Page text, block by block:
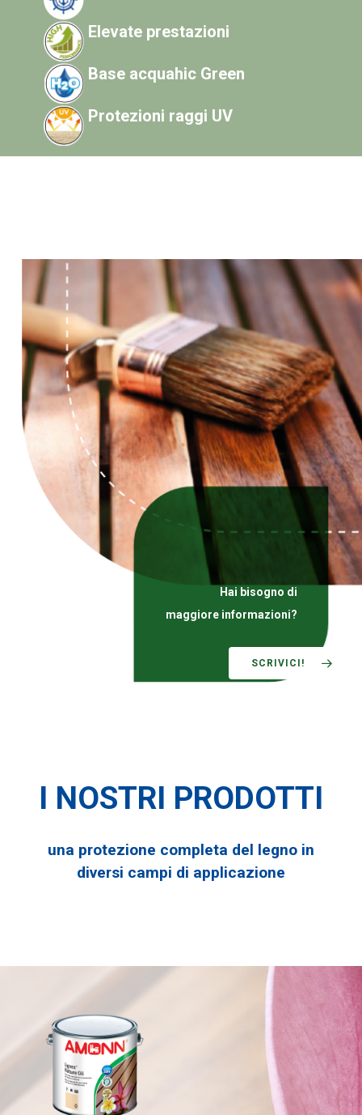
Elevate prestazioni
Base acquahic Green
Protezioni raggi UV
Hai bisogno di
maggiore informazioni?
SCRIVICI!
I NOSTRI PRODOTTI
una protezione completa del legno in
diversi campi di applicazione